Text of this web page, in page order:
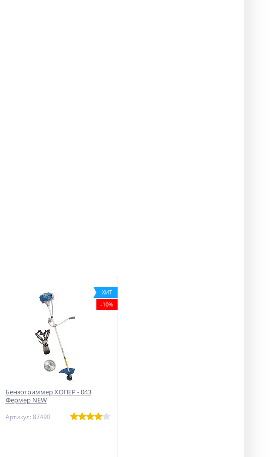
ХИТ
-10%
Бензотриммер ХОПЕР - 043
Фермер NEW
Артикул: 87490